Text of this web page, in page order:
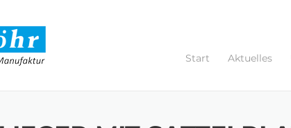
Start Aktuelles